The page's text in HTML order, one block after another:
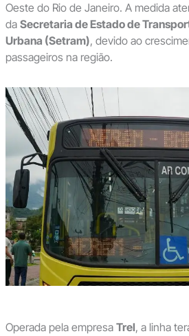
Oeste do Rio de Janeiro. A medida
da Secretaria de Estado de
Urbana (Setram), devido ao
passageiros na região.
Operada pela empresa Trel, a linha